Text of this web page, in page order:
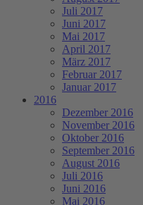
Juli 2017
Juni 2017
Mai 2017
April 2017
März 2017
Februar 2017
Januar 2017
2016
Dezember 2016
November 2016
Oktober 2016
September 2016
August 2016
Juli 2016
Juni 2016
Mai 2016